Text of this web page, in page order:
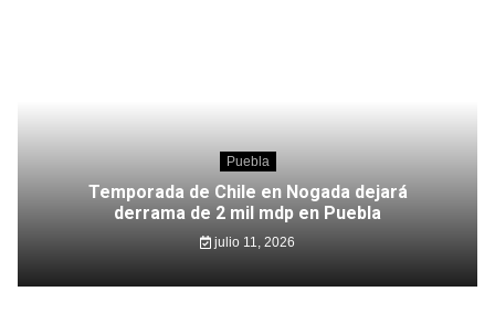
Puebla
Temporada de Chile en Nogada dejará
derrama de 2 mil mdp en Puebla
julio 11, 2026